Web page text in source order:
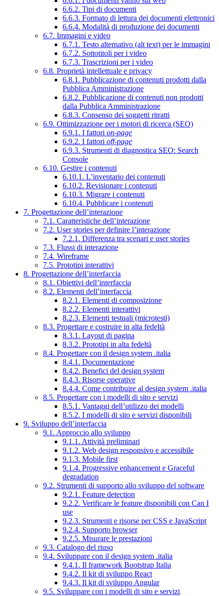
6.6.2. Tipi di documenti
6.6.3. Formato di lettura dei documenti elettronici
6.6.4. Modalità di produzione dei documenti
6.7. Immagini e video
6.7.1. Testo alternativo (alt text) per le immagini
6.7.2. Sottotitoli per i video
6.7.3. Trascrizioni per i video
6.8. Proprietà intellettuale e privacy
6.8.1. Pubblicazione di contenuti prodotti dalla
Pubblica Amministrazione
6.8.2. Pubblicazione di contenuti non prodotti
dalla Pubblica Amministrazione
6.8.3. Consenso dei soggetti ritratti
6.9. Ottimizzazione per i motori di ricerca (SEO)
6.9.1. I fattori on-page
6.9.2. I fattori off-page
6.9.3. Strumenti di diagnostica SEO: Search
Console
6.10. Gestire i contenuti
6.10.1. L’inventario dei contenuti
6.10.2. Revisionare i contenuti
6.10.3. Migrare i contenuti
6.10.4. Pubblicare i contenuti
7. Progettazione dell’interazione
7.1. Caratteristiche dell’interazione
7.2. User stories per definire l’interazione
7.2.1. Differenza tra scenari e user stories
7.3. Flussi di interazione
7.4. Wireframe
7.5. Prototipi interattivi
8. Progettazione dell’interfaccia
8.1. Obiettivi dell’interfaccia
8.2. Elementi dell’interfaccia
8.2.1. Elementi di composizione
8.2.2. Elementi interattivi
8.2.3. Elementi testuali (microtesti)
8.3. Progettare e costruire in alta fedeltà
8.3.1. Layout di pagina
8.3.2. Prototipi in alta fedeltà
8.4. Progettare con il design system .italia
8.4.1. Documentazione
8.4.2. Benefici del design system
8.4.3. Risorse operative
8.4.4. Come contribuire al design system .italia
8.5. Progettare con i modelli di sito e servizi
8.5.1. Vantaggi dell’utilizzo dei modelli
8.5.2. I modelli di sito e servizi disponibili
9. Sviluppo dell’interfaccia
9.1. Approccio allo sviluppo
9.1.1. Attività preliminari
9.1.2. Web design responsivo e accessibile
9.1.3. Mobile first
9.1.4. Progressive enhancement e Graceful
degradation
9.2. Strumenti di supporto allo sviluppo del software
9.2.1. Feature detection
9.2.2. Verificare le feature disponibili con Can I
use
9.2.3. Strumenti e risorse per CSS e JavaScript
9.2.4. Supporto browser
9.2.5. Misurare le prestazioni
9.3. Catalogo del riuso
9.4. Sviluppare con il design system .italia
9.4.1. Il framework Bootstrap Italia
9.4.2. Il kit di sviluppo React
9.4.3. Il kit di sviluppo Angular
9.5. Sviluppare con i modelli di sito e servizi